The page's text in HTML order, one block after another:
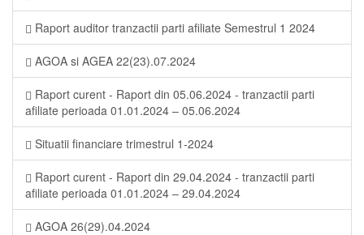
Raport auditor tranzactii parti afiliate Semestrul 1 2024
AGOA si AGEA 22(23).07.2024
Raport curent - Raport din 05.06.2024 - tranzactii parti
afiliate perioada 01.01.2024 – 05.06.2024
Situatii financiare trimestrul 1-2024
Raport curent - Raport din 29.04.2024 - tranzactii parti
afiliate perioada 01.01.2024 – 29.04.2024
AGOA 26(29).04.2024